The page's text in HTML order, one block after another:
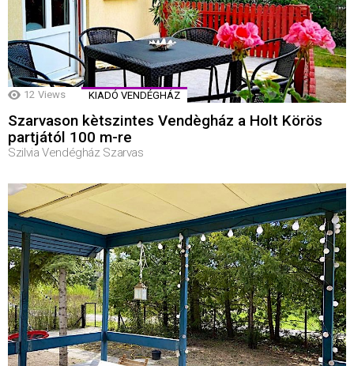
12 Views KIADÓ VENDÉGHÁZ
Szarvason kètszintes Vendègház a Holt Körös
partjától 100 m-re
Szilvia Vendégház Szarvas